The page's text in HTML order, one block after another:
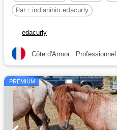
Par : indianinio edacurly
edacurly
Côte d'Armor Professionnel
PREMIUM